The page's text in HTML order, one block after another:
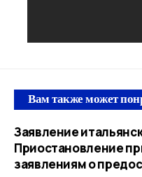
Вам также может
Заявление
Приостановление
заявлениям о